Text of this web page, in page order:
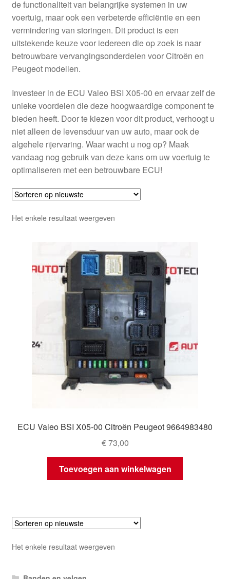
Mijn account
Over ons
Privacybeleid
Winkelwagen
de functionaliteit van belangrijke systemen in uw
voertuig, maar ook een verbeterde efficiëntie en een
vermindering van storingen. Dit product is een
uitstekende keuze voor iedereen die op zoek is naar
betrouwbare vervangingsonderdelen voor Citroën en
Peugeot modellen.
Investeer in de ECU Valeo BSI X05-00 en ervaar zelf de
unieke voordelen die deze hoogwaardige component te
bieden heeft. Door te kiezen voor dit product, verhoogt u
niet alleen de levensduur van uw auto, maar ook de
algehele rijervaring. Waar wacht u nog op? Maak
vandaag nog gebruik van deze kans om uw voertuig te
optimaliseren met een betrouwbare ECU!
Het enkele resultaat weergeven
ECU Valeo BSI X05-00 Citroën Peugeot 9664983480
€73,00
Toevoegen aan winkelwagen
Het enkele resultaat weergeven